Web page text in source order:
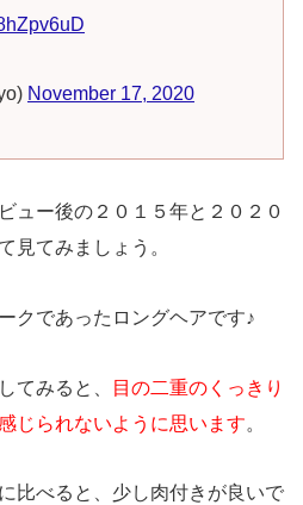
November 17, 2020
ュー後の２０１５年と２０２０
見てみましょう。
クであったロングヘアです♪
てみると、
目の二重のくっきり
じられないように思います。
比べると、少し肉付きが良いで